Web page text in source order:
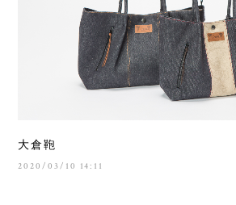
大倉鞄
2020/03/10 14:11